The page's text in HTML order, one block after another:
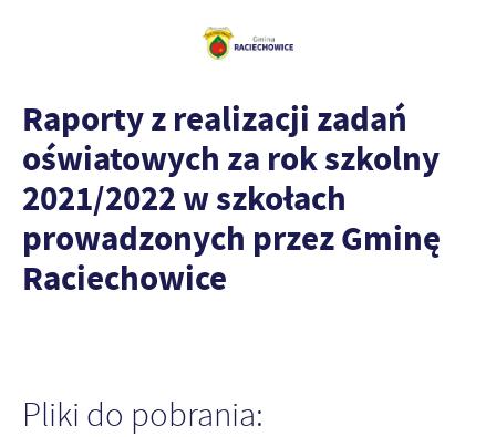
Raporty z realizacji zadań
oświatowych za rok szkolny
2021/2022 w szkołach
prowadzonych przez Gminę
Raciechowice
Pliki do pobrania: